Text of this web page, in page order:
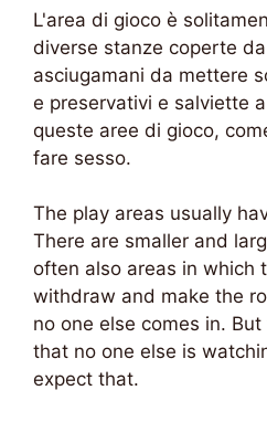
L'area di gioco è
diverse stanze coperte
asciugamani da mettere
e preservativi e salviette
queste aree di gioco,
fare sesso.
The play areas usually
There are smaller and
often also areas in which
withdraw and make the
no one else comes in. But
that no one else is
expect that.